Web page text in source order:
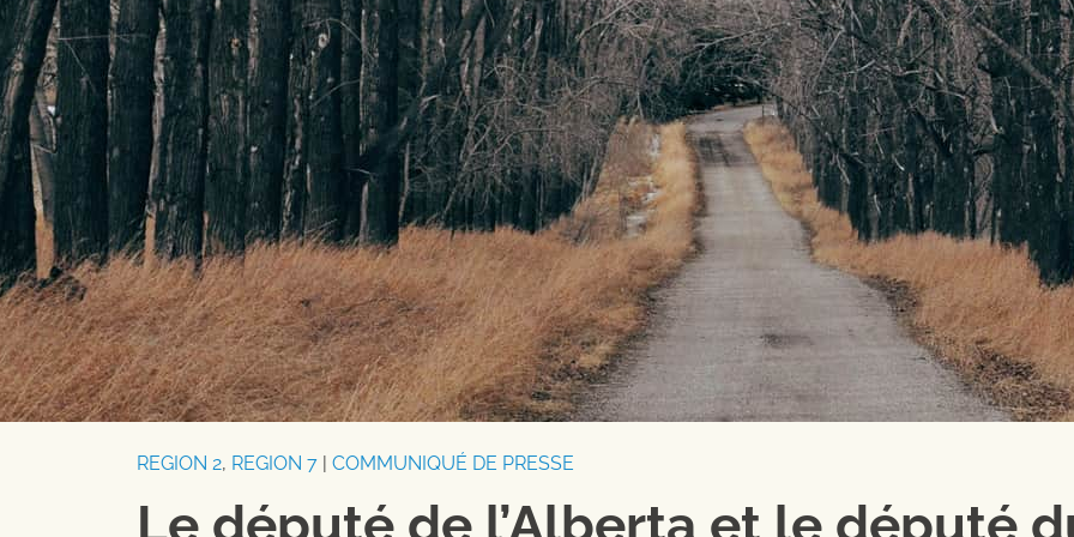
REGION 2, REGION 7 COMMUNIQUÉ DE PRESSE
Le député de l’Alberta et le député